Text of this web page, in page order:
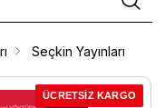
Seçkin Yayınları
ÜCRETSİZ KARGO